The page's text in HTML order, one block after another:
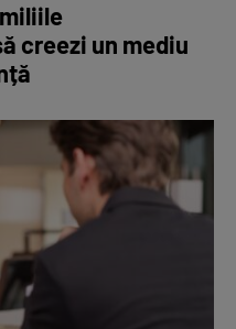
creezi un mediu